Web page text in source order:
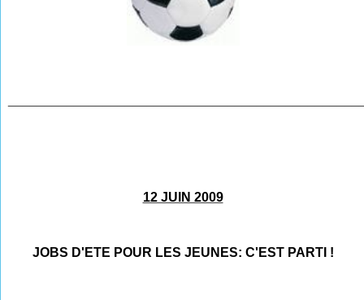
12 JUIN 2009
JOBS D'ETE POUR LES JEUNES: C'EST PARTI !